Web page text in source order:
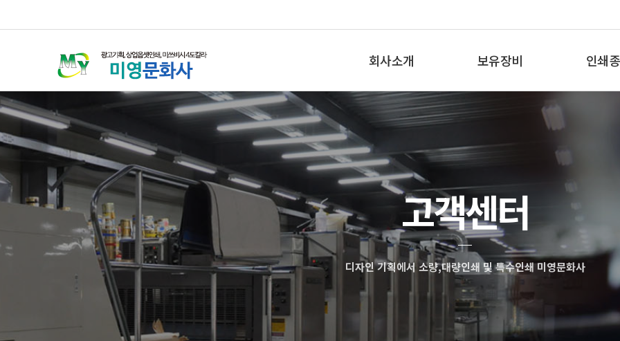
회사소개
인사말
보유장비 인쇄
고객센터
디자인 기획에서 소량,대량인쇄 및 특수인쇄 미영문화사